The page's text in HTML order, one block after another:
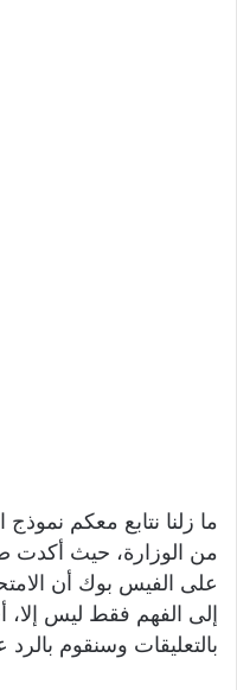
من الوزارة، حيث أكدت
على الفيس بوك أن
إلى الفهم فقط ليس إلا،
بالتعليقات وسنقوم